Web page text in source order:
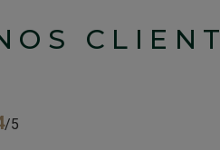
/5